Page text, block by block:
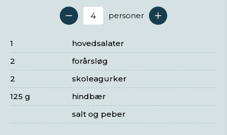
Antal serveringer
personer
hovedsalater
1
forårsløg
2
skoleagurker
2
hindbær
125 g
salt og peber